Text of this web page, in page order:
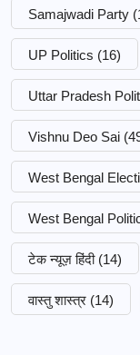
Samajwadi Party
UP Politics (16)
Uttar Pradesh
Vishnu Deo Sai
West Bengal
West Bengal
टेक न्यूज़ हिंदी (14)
वास्तु शास्त्र (14)